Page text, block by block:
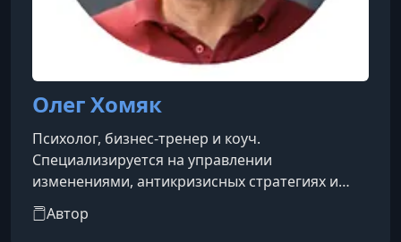
Олег Хомяк
Психолог, бизнес-тренер и коуч.
Специализируется на управлении
изменениями, антикризисных стратегиях и
развитии корпоративной культуры. Имеет
опыт сопровождения лидеров в условиях
Автор